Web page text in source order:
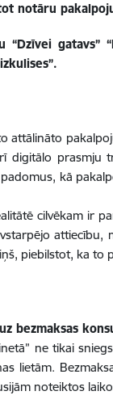
notāru
gatavs”
prasmju
kā
cilvēkam ir
piebilstot, ka
bezmaksas
ne tikai
lietām.
noteiktos